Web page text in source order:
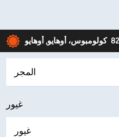
كولومبوس، أوهايو, أوهايو
المجر
غيور
غيور